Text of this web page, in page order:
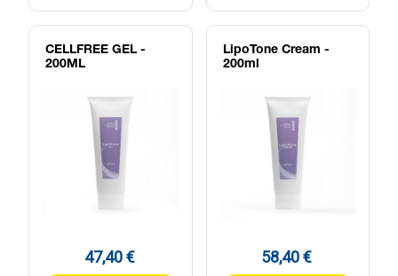
CELLFREE GEL -
200ML
47,40 €
LipoTone Cream -
200ml
58,40 €